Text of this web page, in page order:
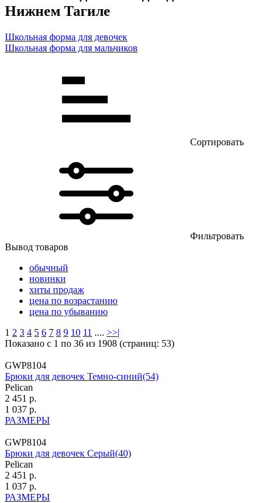
Нижнем Тагиле
Школьная форма для девочек
Школьная форма для мальчиков
Сортировать
Фильтровать
Вывод товаров
обычный
новинки
хиты продаж
цена по возрастанию
цена по убыванию
1 2 3 4 5 6 7 8 9 10 11 .... >>|
Показано с 1 по 36 из 1908 (страниц: 53)
GWP8104
Брюки для девочек Темно-синий(54)
Pelican
2 451 р.
1 037 р.
РАЗМЕРЫ
GWP8104
Брюки для девочек Серый(40)
Pelican
2 451 р.
1 037 р.
РАЗМЕРЫ